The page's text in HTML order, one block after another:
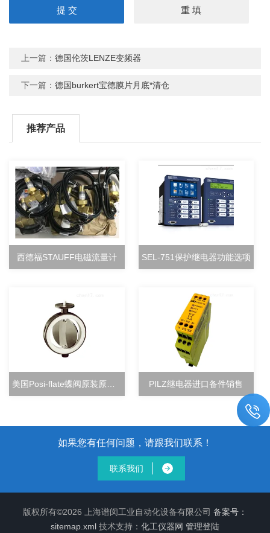
上一篇：德国伦茨LENZE变频器
下一篇：德国burkert宝德膜片月底*清仓
推荐产品
西德福STAUFF电磁流量计 SEL-751保护继电器功能选项
PILZ继电器进口备件销售
如果您有任何问题，请跟我们联系！
联系我们
版权所有©2026 上海谱闵工业自动化设备有限公司 备案号：
sitemap.xml 技术支持： 化工仪器网 管理登陆